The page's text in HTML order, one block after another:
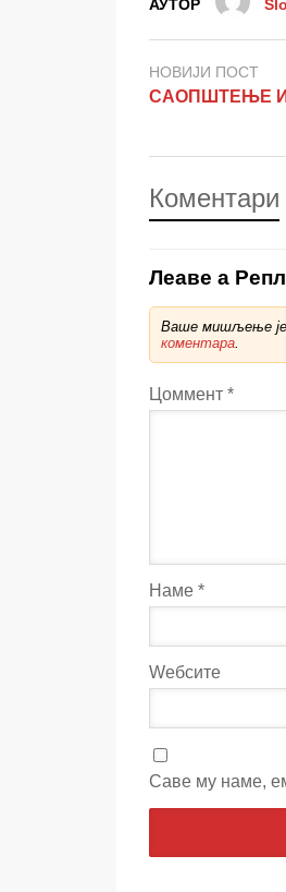
АУТОР
НОВИЈИ ПОСТ
САОПШТЕЊЕ
Коментари
Леаве а
Ваше мишљење је
коментара
Цоммент *
Наме *
Wебсите
Саве мy наме,